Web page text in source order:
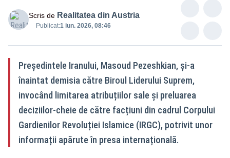
Scris de Realitatea din Austria
Publicat:1 iun. 2026, 08:46
Președintele Iranului, Masoud Pezeshkian, și-a
înaintat demisia către Biroul Liderului Suprem,
invocând limitarea atribuțiilor sale și preluarea
deciziilor-cheie de către facțiuni din cadrul Corpului
Gardienilor Revoluției Islamice (IRGC), potrivit unor
informații apărute în presa internațională.